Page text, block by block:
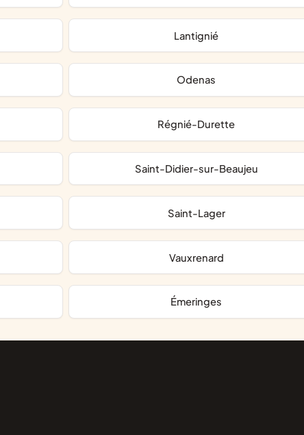
Lantignié
Odenas
Régnié-Durette
Saint-Didier-sur-Beaujeu
Saint-Lager
Vauxrenard
Émeringes